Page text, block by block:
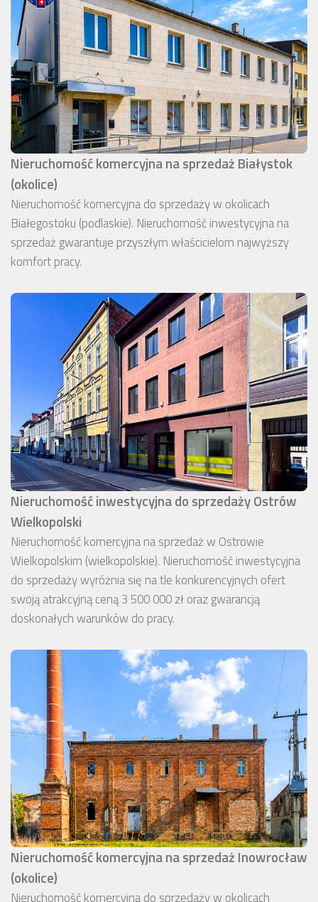
Nieruchomość komercyjna na sprzedaż Białystok
(okolice)
Nieruchomość komercyjna do sprzedaży w okolicach
Białegostoku (podlaskie). Nieruchomość inwestycyjna na
sprzedaż gwarantuje przyszłym właścicielom najwyższy
komfort pracy.
Nieruchomość inwestycyjna do sprzedaży Ostrów
Wielkopolski
Nieruchomość komercyjna na sprzedaż w Ostrowie
Wielkopolskim (wielkopolskie). Nieruchomość inwestycyjna
do sprzedaży wyróżnia się na tle konkurencyjnych ofert
swoją atrakcyjną ceną 3 500 000 zł oraz gwarancją
doskonałych warunków do pracy.
Nieruchomość komercyjna na sprzedaż Inowrocław
(okolice)
Nieruchomość komercyjna do sprzedaży w okolicach